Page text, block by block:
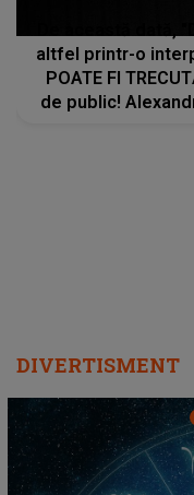
De această dată,
altfel printr-o
POATE FI
de public!
DIVERTISMENT